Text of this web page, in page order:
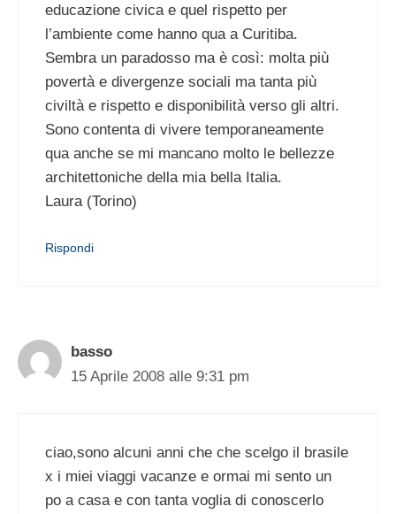
educazione civica e quel rispetto per
l’ambiente come hanno qua a Curitiba.
Sembra un paradosso ma è così: molta più
povertà e divergenze sociali ma tanta più
civiltà e rispetto e disponibilità verso gli altri.
Sono contenta di vivere temporaneamente
qua anche se mi mancano molto le bellezze
architettoniche della mia bella Italia.
Laura (Torino)
Rispondi
basso
15 Aprile 2008 alle 9:31 pm
ciao,sono alcuni anni che che scelgo il brasile
x i miei viaggi vacanze e ormai mi sento un
po a casa e con tanta voglia di conoscerlo